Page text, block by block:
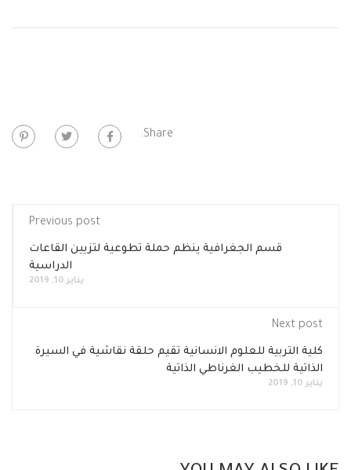
Share:
Previous post
قسم الجغرافية ينظم حملة تطوعية لتزيين القاعات
الدراسية
يناير 10, 2019
Next post
كلية التربية للعلوم الانسانية تقيم حلقة نقاشية في السيرة
الذاتية للخطيب الغرناطي الذاتية
يناير 10, 2019